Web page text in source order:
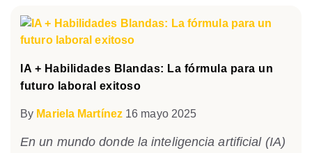
IA + Habilidades Blandas: La fórmula para un
futuro laboral exitoso
By Mariela Martínez 16 mayo 2025
En un mundo donde la inteligencia artificial (IA)